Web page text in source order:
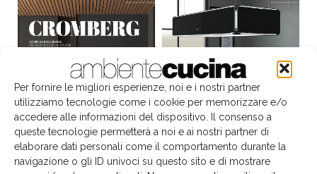
Per fornire le migliori esperienze, noi e i nostri partner
utilizziamo tecnologie come i cookie per memorizzare e/o
accedere alle informazioni del dispositivo. Il consenso a
queste tecnologie permetterà a noi e ai nostri partner di
elaborare dati personali come il comportamento durante la
navigazione o gli ID univoci su questo sito e di mostrare